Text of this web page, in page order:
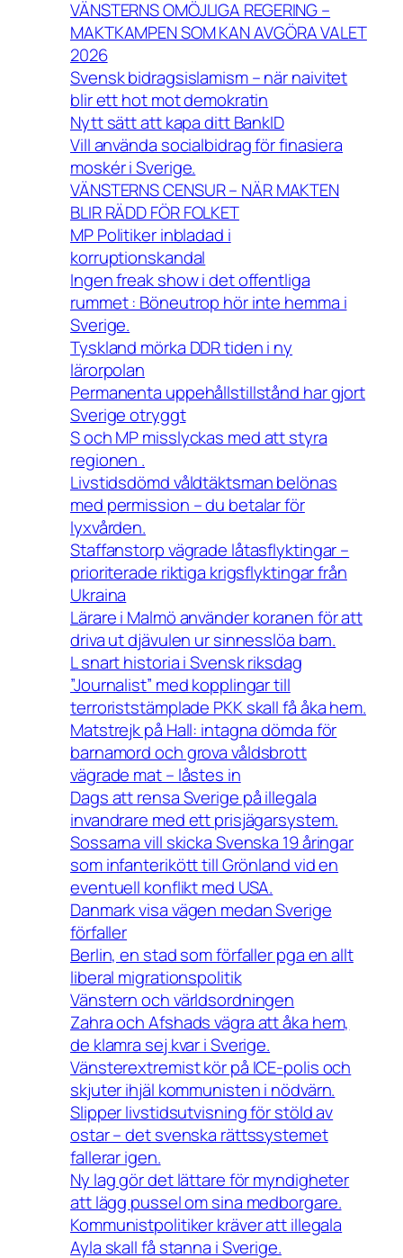
VÄNSTERNS OMÖJLIGA REGERING –
MAKTKAMPEN SOM KAN AVGÖRA VALET
2026
Svensk bidragsislamism – när naivitet
blir ett hot mot demokratin
Nytt sätt att kapa ditt BankID
Vill använda socialbidrag för finasiera
moskér i Sverige.
VÄNSTERNS CENSUR – NÄR MAKTEN
BLIR RÄDD FÖR FOLKET
MP Politiker inbladad i
korruptionskandal
Ingen freak show i det offentliga
rummet : Böneutrop hör inte hemma i
Sverige.
Tyskland mörka DDR tiden i ny
lärorpolan
Permanenta uppehållstillstånd har gjort
Sverige otryggt
S och MP misslyckas med att styra
regionen .
Livstidsdömd våldtäktsman belönas
med permission – du betalar för
lyxvården.
Staffanstorp vägrade låtasflyktingar –
prioriterade riktiga krigsflyktingar från
Ukraina
Lärare i Malmö använder koranen för att
driva ut djävulen ur sinnesslöa barn.
L snart historia i Svensk riksdag
”Journalist” med kopplingar till
terroriststämplade PKK skall få åka hem.
Matstrejk på Hall: intagna dömda för
barnamord och grova våldsbrott
vägrade mat – låstes in
Dags att rensa Sverige på illegala
invandrare med ett prisjägarsystem.
Sossarna vill skicka Svenska 19 åringar
som infanterikött till Grönland vid en
eventuell konflikt med USA.
Danmark visa vägen medan Sverige
förfaller
Berlin, en stad som förfaller pga en allt
liberal migrationspolitik
Vänstern och världsordningen
Zahra och Afshads vägra att åka hem,
de klamra sej kvar i Sverige.
Vänsterextremist kör på ICE-polis och
skjuter ihjäl kommunisten i nödvärn.
Slipper livstidsutvisning för stöld av
ostar – det svenska rättssystemet
fallerar igen.
Ny lag gör det lättare för myndigheter
att lägg pussel om sina medborgare.
Kommunistpolitiker kräver att illegala
Ayla skall få stanna i Sverige.